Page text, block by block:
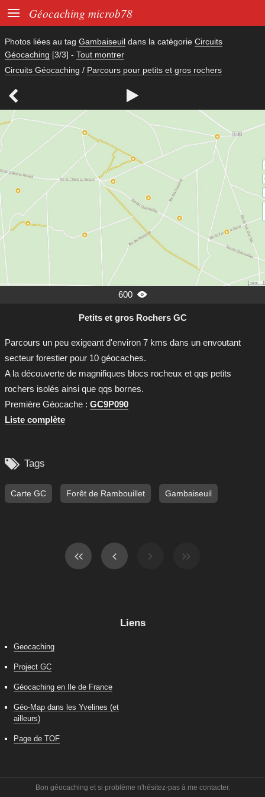
 Géocaching microb78
Photos liées au tag Gambaiseuil dans la catégorie Circuits
Géocaching [3/3] - Tout montrer
Circuits Géocaching / Parcours pour petits et gros rochers
 
600 
Petits et gros Rochers GC
Parcours un peu exigeant d'environ 7 kms dans un envoutant
secteur forestier pour 10 géocaches.
A la découverte de magnifiques blocs rocheux et qqs petits
rochers isolés ainsi que qqs bornes.
Première Géocache : GC9P090
Liste complète
 Tags
Carte GC Forêt de Rambouillet Gambaiseuil
Liens
Geocaching
Project GC
Géocaching en Ile de France
Géo-Map dans les Yvelines (et
ailleurs)
Page de TOF
Bon géocaching et si problème n'hésitez-pas à me contacter.